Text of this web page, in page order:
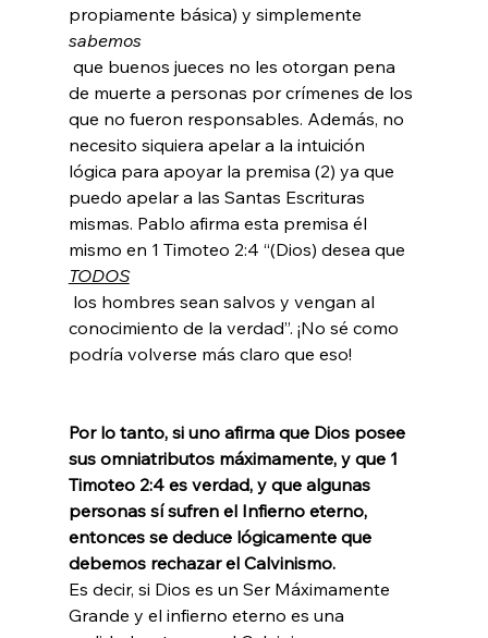
propiamente básica) y simplemente
sabemos
de muerte a personas por crímenes de los
que no fueron responsables. Además, no
necesito siquiera apelar a la intuición
lógica para apoyar la premisa (2) ya que
puedo apelar a las Santas Escrituras
mismas. Pablo afirma esta premisa él
mismo en 1 Timoteo 2:4 “(Dios) desea que
TODOS
conocimiento de la verdad”. ¡No sé como
podría volverse más claro que eso!
Por lo tanto, si uno afirma que Dios posee
sus omniatributos máximamente, y que 1
Timoteo 2:4 es verdad, y que algunas
personas sí sufren el Infierno eterno,
entonces se deduce lógicamente que
debemos rechazar el Calvinismo.
Es decir, si Dios es un Ser Máximamente
Grande y el infierno eterno es una